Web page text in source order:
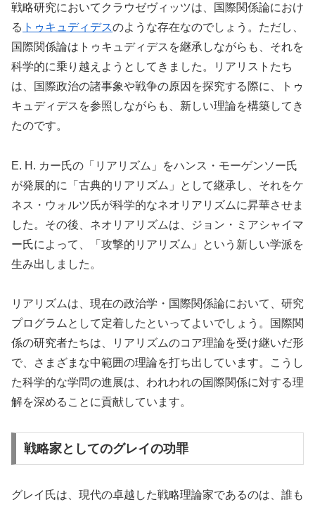
戦略研究においてクラウゼヴィッツは、国際関係論におけ
る トゥキュディデスのような存在なのでしょう。ただし、
国際関係論はトゥキュディデスを継承しながらも、それを
科学的に乗り越えようとしてきました。リアリストたち
は、国際政治の諸事象や戦争の原因を探究する際に、トゥ
キュディデスを参照しながらも、新しい理論を構築してき
たのです。
E. H. カー氏の「リアリズム」をハンス・モーゲンソー氏
が発展的に「古典的リアリズム」として継承し、それをケ
ネス・ウォルツ氏が科学的なネオリアリズムに昇華させま
した。その後、ネオリアリズムは、ジョン・ミアシャイマ
ー氏によって、「攻撃的リアリズム」という新しい学派を
生み出しました。
リアリズムは、現在の政治学・国際関係論において、研究
プログラムとして定着したといってよいでしょう。国際関
係の研究者たちは、リアリズムのコア理論を受け継いだ形
で、さまざまな中範囲の理論を打ち出しています。こうし
た科学的な学問の進展は、われわれの国際関係に対する理
解を深めることに貢献しています。
戦略家としてのグレイの功罪
グレイ氏は、現代の卓越した戦略理論家であるのは、誰も